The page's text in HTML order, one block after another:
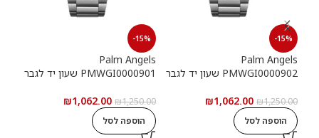
-15%
Palm Angels
PMWGI0000902 שעון יד לגבר
₪1,250.00
₪1,062.00
הוספה לסל
-15%
Palm Angels
PMWGI0000901 שעון יד לגבר
₪1,250.00
₪1,062.00
הוספה לסל